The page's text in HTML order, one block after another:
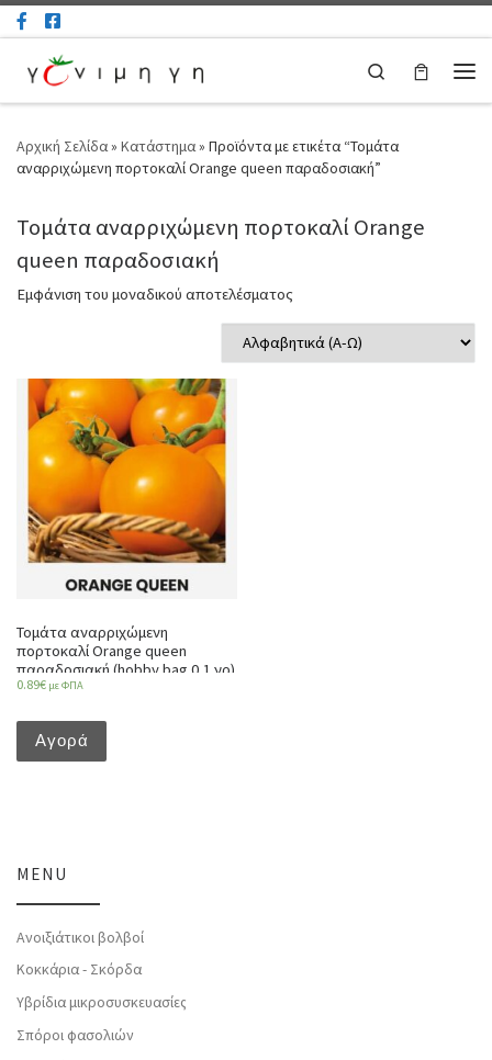
Μετάβαση στο περιεχόμενο
Search
Αρχική Σελίδα» Κατάστημα» Προϊόντα με ετικέτα “Τομάτα
αναρριχώμενη πορτοκαλί Orange queen παραδοσιακή”
Τομάτα αναρριχώμενη πορτοκαλί Orange
queen παραδοσιακή
Εμφάνιση του μοναδικού αποτελέσματος
Τομάτα αναρριχώμενη
πορτοκαλί Orange queen
παραδοσιακή (hobby bag 0,1 γρ)
0.89€ με ΦΠΑ
Αγορά
MENU
Ανοιξιάτικοι βολβοί
Κοκκάρια - Σκόρδα
Υβρίδια μικροσυσκευασίες
Σπόροι φασολιών